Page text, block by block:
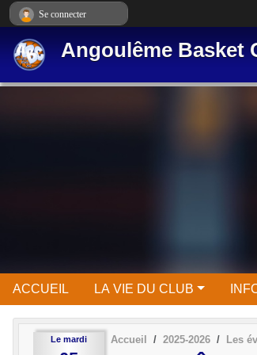
Angoulême Basket
ACCUEIL LA VIE DU CLUB
Le mardi Accueil 2025-2026 Les
Se connecter
Panneau de gestion des cookies